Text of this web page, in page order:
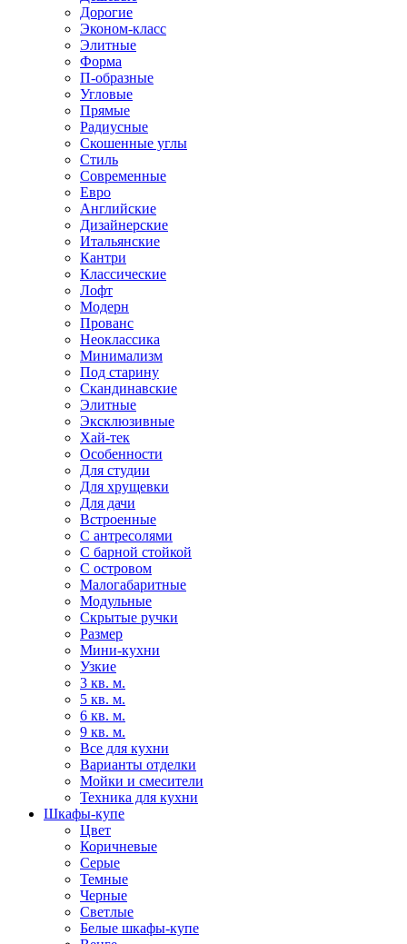
Дорогие
Эконом-класс
Элитные
Форма
П-образные
Угловые
Прямые
Радиусные
Скошенные углы
Стиль
Современные
Евро
Английские
Дизайнерские
Итальянские
Кантри
Классические
Лофт
Модерн
Прованс
Неоклассика
Минимализм
Под старину
Скандинавские
Элитные
Эксклюзивные
Хай-тек
Особенности
Для студии
Для хрущевки
Для дачи
Встроенные
С антресолями
С барной стойкой
С островом
Малогабаритные
Модульные
Скрытые ручки
Размер
Мини-кухни
Узкие
3 кв. м.
5 кв. м.
6 кв. м.
9 кв. м.
Все для кухни
Варианты отделки
Мойки и смесители
Техника для кухни
Шкафы-купе
Цвет
Коричневые
Серые
Темные
Черные
Светлые
Белые шкафы-купе